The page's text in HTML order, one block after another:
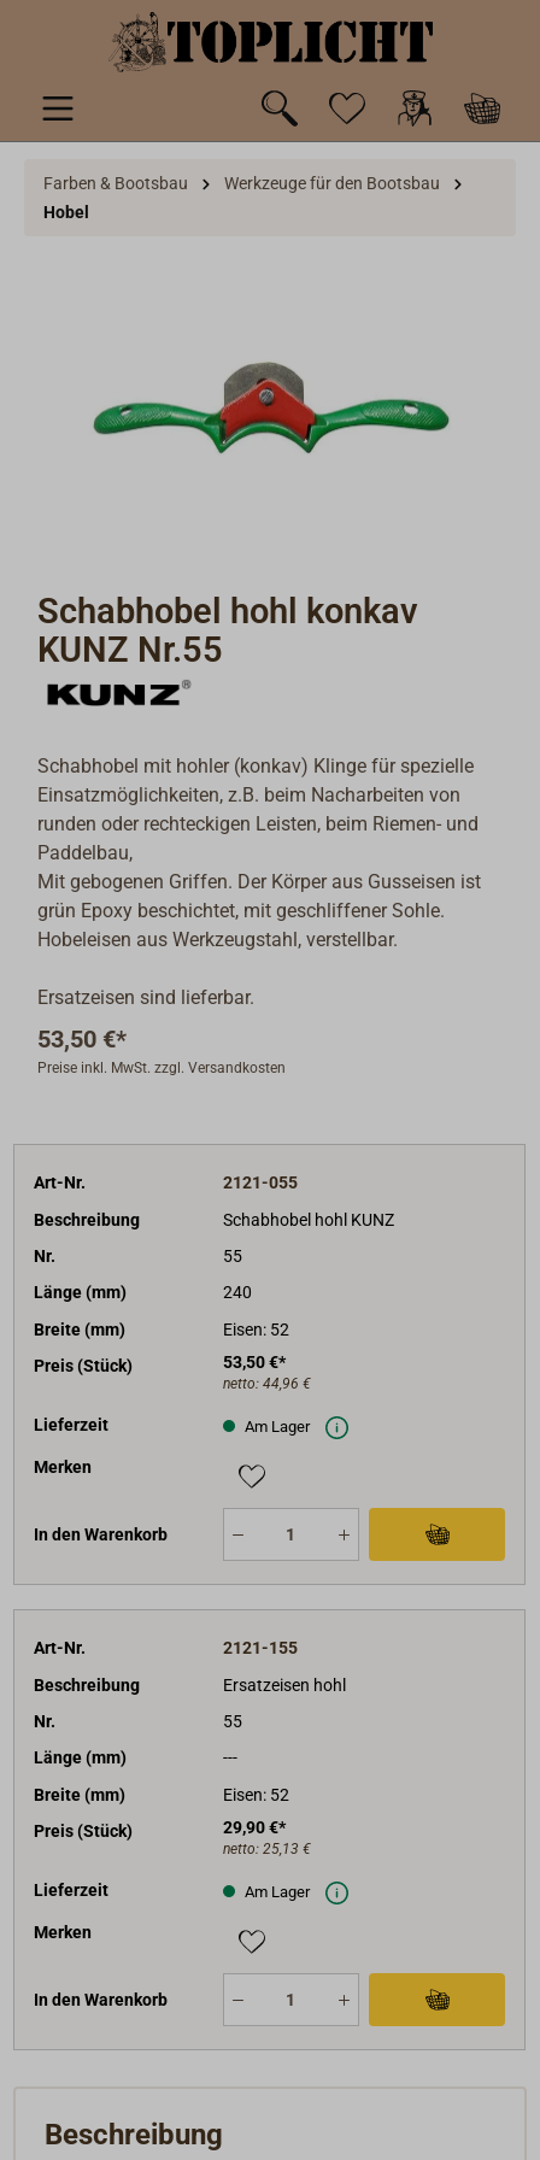
springen
Farben & Bootsbau
Werkzeuge für den Bootsbau
Hobel
Schabhobel hohl konkav
KUNZ Nr.55
Schabhobel mit hohler (konkav) Klinge für spezielle
Einsatzmöglichkeiten, z.B. beim Nacharbeiten von
runden oder rechteckigen Leisten, beim Riemen- und
Paddelbau,
Mit gebogenen Griffen. Der Körper aus Gusseisen ist
grün Epoxy beschichtet, mit geschliffener Sohle.
Hobeleisen aus Werkzeugstahl, verstellbar.
Ersatzeisen sind lieferbar.
53,50 €*
Preise inkl. MwSt. zzgl. Versandkosten
Art-Nr.
2121-055
Beschreibung
Schabhobel hohl KUNZ
Nr.
55
Länge (mm)
240
Breite (mm)
Eisen: 52
Preis (Stück)
53,50 €*
netto: 44,96 €
Lieferzeit Am Lager
Merken
In den Warenkorb
Art-Nr.
2121-155
Beschreibung
Ersatzeisen hohl
Nr.
55
Länge (mm)
---
Breite (mm)
Eisen: 52
Preis (Stück)
29,90 €*
netto: 25,13 €
Lieferzeit Am Lager
Merken
In den Warenkorb
Beschreibung